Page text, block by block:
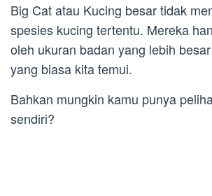
Big Cat atau Kucing besar tidak
spesies kucing tertentu. Mereka
oleh ukuran badan yang lebih
yang biasa kita temui.
Bahkan mungkin kamu punya
sendiri?